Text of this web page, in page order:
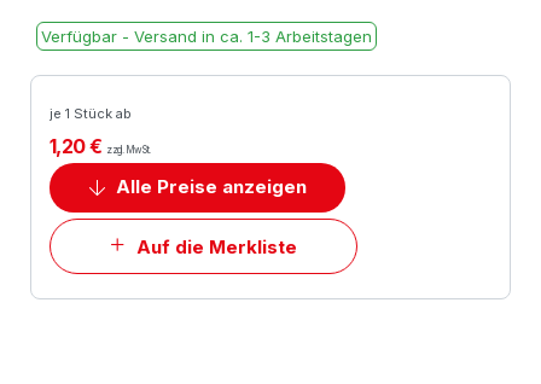
images
gallery
Verfügbar - Versand in ca. 1-3 Arbeitstagen
Auf die Merkliste
je 1 Stück ab
1,20 € zzgl. MwSt.
Alle Preise anzeigen